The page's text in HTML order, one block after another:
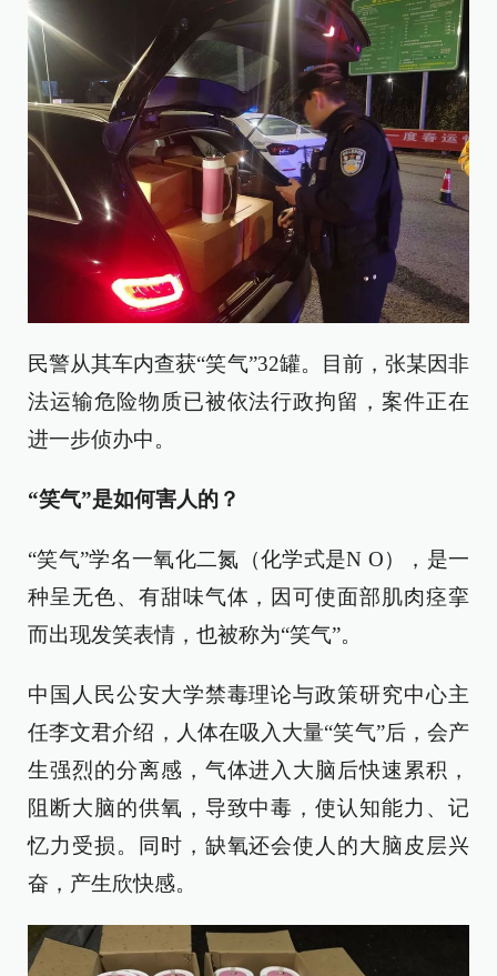
民警从其车内查获“笑气”32罐。目前，张某因非
法运输危险物质已被依法行政拘留，案件正在
进一步侦办中。
“笑气”是如何害人的？
“笑气”学名一氧化二氮（化学式是N O），是一
种呈无色、有甜味气体，因可使面部肌肉痉挛
而出现发笑表情，也被称为“笑气”。
中国人民公安大学禁毒理论与政策研究中心主
任李文君介绍，人体在吸入大量“笑气”后，会产
生强烈的分离感，气体进入大脑后快速累积，
阻断大脑的供氧，导致中毒，使认知能力、记
忆力受损。同时，缺氧还会使人的大脑皮层兴
奋，产生欣快感。